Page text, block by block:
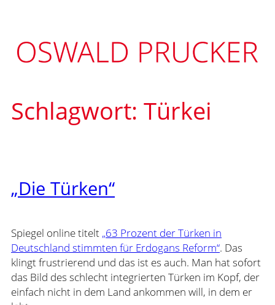
springen
Schlagwort: Türkei
„Die Türken“
Spiegel online titelt „63 Prozent der Türken in
Deutschland stimmten für Erdogans Reform“. Das
klingt frustrierend und das ist es auch. Man hat sofort
das Bild des schlecht integrierten Türken im Kopf, der
einfach nicht in dem Land ankommen will, in dem er